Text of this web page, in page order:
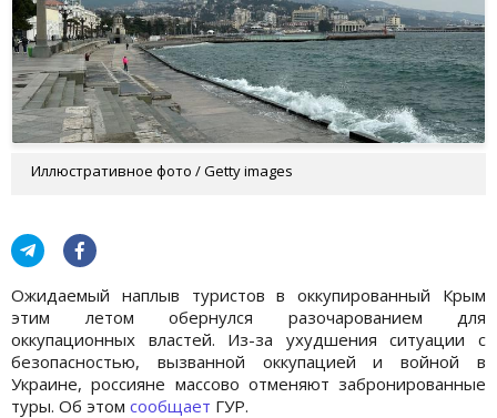
Иллюстративное фото / Getty images
Ожидаемый наплыв туристов в оккупированный Крым
этим летом обернулся разочарованием для
оккупационных властей. Из-за ухудшения ситуации с
безопасностью, вызванной оккупацией и войной в
Украине, россияне массово отменяют забронированные
туры. Об этом сообщает ГУР.